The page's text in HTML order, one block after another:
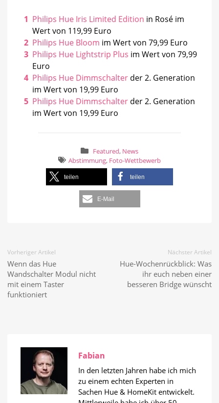
Philips Hue Iris Limited Edition in Rosé im
Wert von 119,99 Euro
Philips Hue Bloom im Wert von 79,99 Euro
Philips Hue Lightstrip Plus im Wert von 79,99
Euro
Philips Hue Dimmschalter der 2. Generation
im Wert von 19,99 Euro
Philips Hue Dimmschalter der 2. Generation
im Wert von 19,99 Euro
Featured, News
Abstimmung, Foto-Wettbewerb
teilen teilen
E-Mail
Vorheriger Artikel
Wenn das Hue
Wandschalter Modul nicht
mit einem Taster
funktioniert
Nächster Artikel
Hue-Wochenrückblick: Was
ihr euch neben einer
besseren Bridge wünscht
Fabian
In den letzten Jahren habe ich mich
zu einem echten Experten in
Sachen Hue & HomeKit entwickelt.